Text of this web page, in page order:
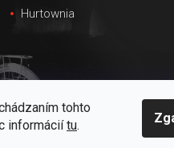
tohto
informáciítu.
Hurtownia